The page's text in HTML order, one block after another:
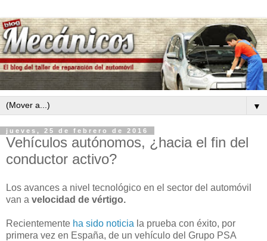
▼
jueves, 25 de febrero de 2016
Vehículos autónomos, ¿hacia el fin del
conductor activo?
Los avances a nivel tecnológico en el sector del automóvil
van a velocidad de vértigo.
Recientemente ha sido noticia la prueba con éxito, por
primera vez en España, de un vehículo del Grupo PSA